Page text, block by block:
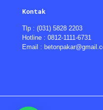
Kontak
Tlp : (031) 5828 2203
Hotline : 0812-1111-6731
Email :